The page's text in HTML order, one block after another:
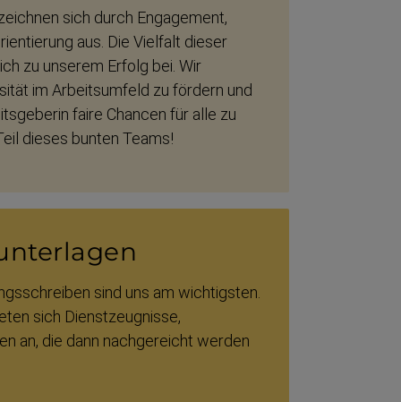
sich durch Engagement,
aus. Die Vielfalt dieser
zu unserem Erfolg bei. Wir
im Arbeits­umfeld zu fördern und
faire Chancen für alle zu
dieses bunten Teams!
sind uns am wichtigsten.
sich Dienst­zeugnisse,
an, die dann nachge­reicht werden